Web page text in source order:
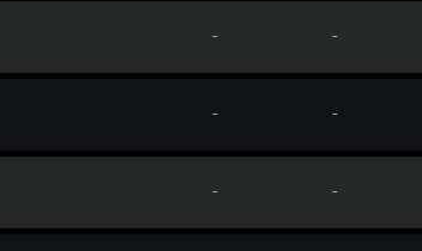
- -
- -
- -